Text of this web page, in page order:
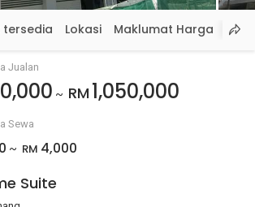
tersedia Lokasi Maklumat Harga
Jualan
~ RM 1,050,000
Sewa
~ RM 4,000
Suite